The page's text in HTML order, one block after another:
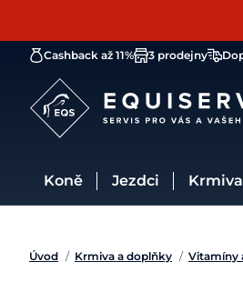
Cashback až 11% 3 prodejny
Koně Jezdci
Úvod / Krmiva a doplňky / Vitamíny